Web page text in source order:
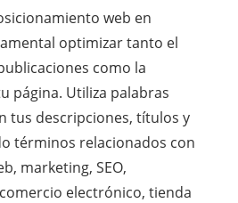
web en
optimizar tanto el
como la
página. Utiliza palabras
tus descripciones, títulos y
términos relacionados con
marketing, SEO,
electrónico, tienda